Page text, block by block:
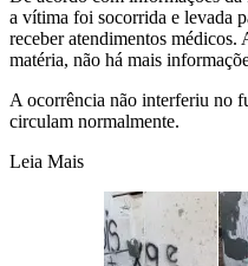
a vítima foi socorrida e levada
receber atendimentos médicos.
matéria, não há mais
A ocorrência não interferiu no
circulam normalmente.
Leia Mais